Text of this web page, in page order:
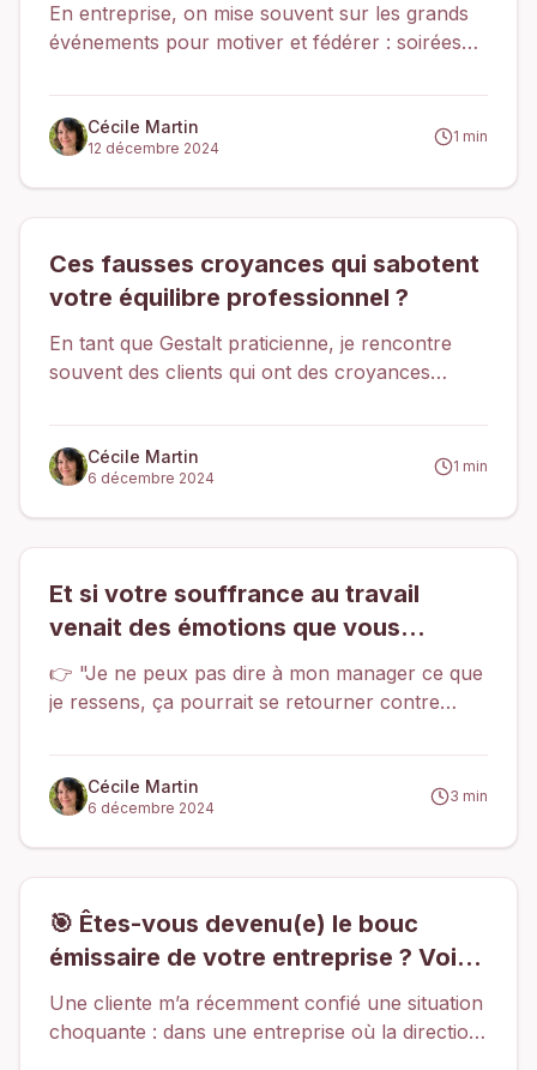
En entreprise, on mise souvent sur les grands
événements pour motiver et fédérer : soirées
moments ont leur importance. Ils marquent les
esprits, créent des souvenirs, et renforcent le
sentiment d'appartenance.
Cécile Martin
12 décembre 2024
1 min
Ces fausses croyances qui sabotent
votre équilibre professionnel ?
En tant que Gestalt praticienne, je rencontre
souvent des clients qui ont des croyances
souvent inconscientes, nourrissent le stress,
l’épuisement et parfois même le burn-out.
Cécile Martin
6 décembre 2024
1 min
Et si votre souffrance au travail
venait des émotions que vous
n’exprimez pas ?
👉 "Je ne peux pas dire à mon manager ce que
je ressens, ça pourrait se retourner contre
tout va bien, même si je me sens épuisé(e)." 👉
"Je ne vais pas lui dire, ça ne changera rien de
toute façon."
Cécile Martin
6 décembre 2024
3 min
🎯 Êtes-vous devenu(e) le bouc
émissaire de votre entreprise ? Voici
pourquoi et comment réagir.
Une cliente m’a récemment confié une situation
choquante : dans une entreprise où la direction